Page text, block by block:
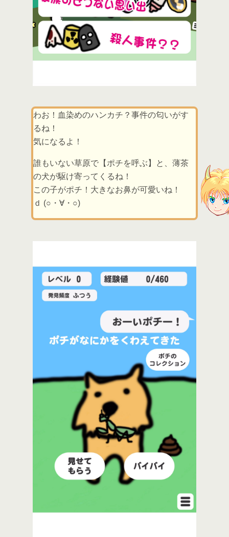
わお！血染めのハンカチ？事件の匂いがす
るね！
気になるよ！
誰もいない草原で【ポチを呼ぶ】と、薄茶
の犬が駆け寄ってくるね！
この子がポチ！大きなお鼻が可愛いね！
ｄ (○・∀・○)